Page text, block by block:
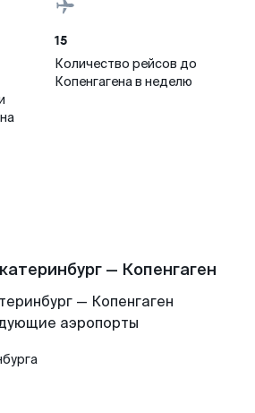
15
Количество рейсов до
Копенгагена в неделю
— Копенгаген
— Копенгаген
аэропорты